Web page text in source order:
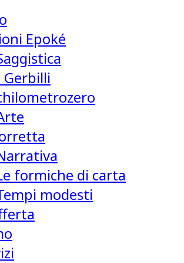
Epoké
Gerbilli
formiche di carta
modesti